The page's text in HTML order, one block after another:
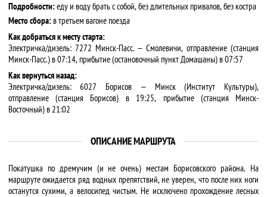
Подробности:еду и воду брать с собой, без длительных привалов, без костра
Место сбора:в третьем вагоне поезда
Как добраться к месту старта:
Электричка/дизель: 7272 Минск-Пасс. — Смолевичи, отправление (станция
Минск-Пасс.) в 07:14, прибытие (остановочный пункт Домашаны) в 07:57
Как вернуться назад:
Электричка/дизель: 6027 Борисов — Минск (Институт Культуры),
отправление (станция Борисов) в 19:25, прибытие (станция Минск-
Восточный) в 21:02
ОПИСАНИЕ МАРШРУТА
Покатушка по дремучим (и не очень) местам Борисовского района. На
маршруте ожидается ряд водных препятствий, не уверен, что после них ноги
останутся сухими, а велосипед чистым. Не исключено прохождение лесных